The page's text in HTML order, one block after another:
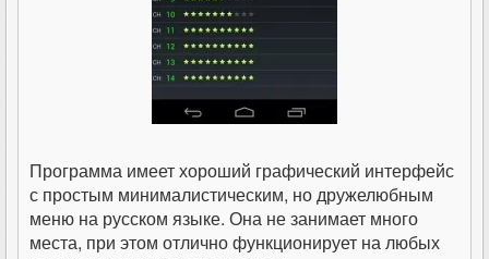
Программа имеет хороший графический интерфейс
с простым минималистическим, но дружелюбным
меню на русском языке. Она не занимает много
места, при этом отлично функционирует на любых